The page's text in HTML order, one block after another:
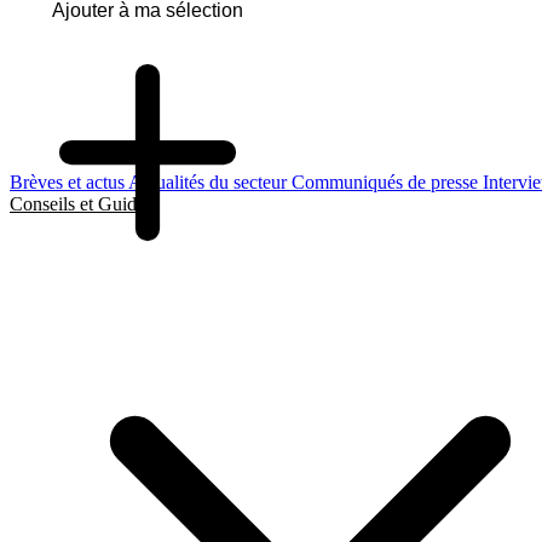
Brèves et actus Actualités du secteurCommuniqués de presse
Conseils et Guides
Ajouter à ma sélection